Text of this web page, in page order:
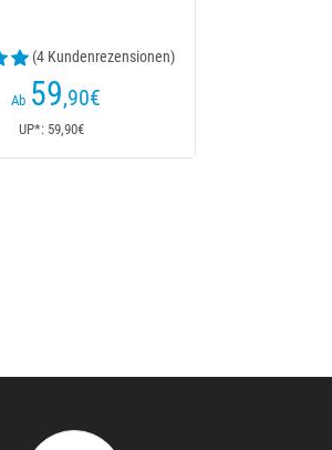
(4 Kundenrezensionen)
Ab 59,90€
UP*: 59,90€